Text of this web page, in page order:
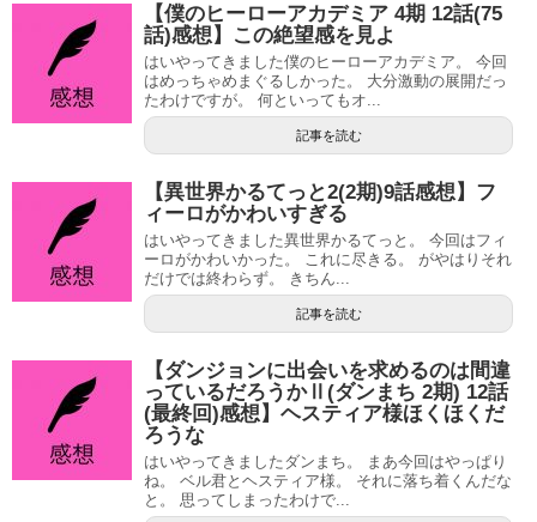
【僕のヒーローアカデミア 4期 12話(75
話)感想】この絶望感を見よ
はいやってきました僕のヒーローアカデミア。 今回
はめっちゃめまぐるしかった。 大分激動の展開だっ
たわけですが。 何といってもオ...
記事を読む
【異世界かるてっと2(2期)9話感想】フ
ィーロがかわいすぎる
はいやってきました異世界かるてっと。 今回はフィ
ーロがかわいかった。 これに尽きる。 がやはりそれ
だけでは終わらず。 きちん...
記事を読む
【ダンジョンに出会いを求めるのは間違
っているだろうかⅡ(ダンまち 2期) 12話
(最終回)感想】ヘスティア様ほくほくだ
ろうな
はいやってきましたダンまち。 まあ今回はやっぱり
ね。 ベル君とヘスティア様。 それに落ち着くんだな
と。 思ってしまったわけで...